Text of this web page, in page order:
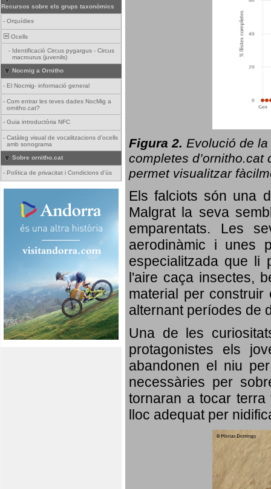
Recursos sobre els grups taxonòmics
- Orquídies
Ocells
- Identificació Circus pygargus - Circus
macrourus (juvenils)
Nocmig a Ornitho
- El Nocmig- informació general
- Com entrar les teves dades NocMig a
ornitho.cat?
- Guia introductòria NFC
- Catàleg visual de vocalitzacions d'ocells
amb sonograma
Sobre ornitho.cat
- Política de privacitat i Condicions d'ús
Figura 2. Evolució de la
completes d’ornitho.cat
permet visualitzar
Els falciots són una
Malgrat la seva
emparentats. Les
aerodinàmic i unes
especialitzada que li
l'aire caça insectes,
material per
alternant períodes de
Una de les
protagonistes els
abandonen el niu
necessàries per
tornaran a tocar
lloc adequat per